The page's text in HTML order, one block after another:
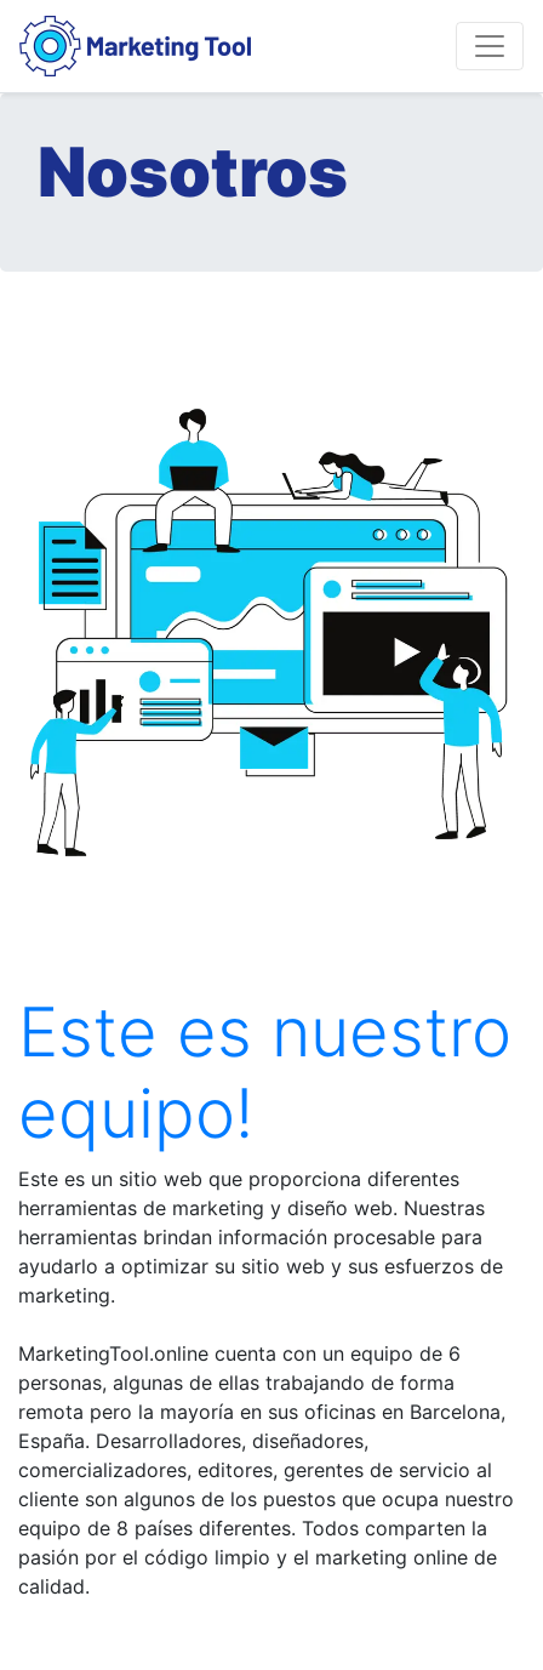
Nosotros
Este es nuestro
equipo!
Este es un sitio web que proporciona diferentes
herramientas de marketing y diseño web. Nuestras
herramientas brindan información procesable para
ayudarlo a optimizar su sitio web y sus esfuerzos de
marketing.
MarketingTool.online cuenta con un equipo de 6
personas, algunas de ellas trabajando de forma
remota pero la mayoría en sus oficinas en Barcelona,
España. Desarrolladores, diseñadores,
comercializadores, editores, gerentes de servicio al
cliente son algunos de los puestos que ocupa nuestro
equipo de 8 países diferentes. Todos comparten la
pasión por el código limpio y el marketing online de
calidad.